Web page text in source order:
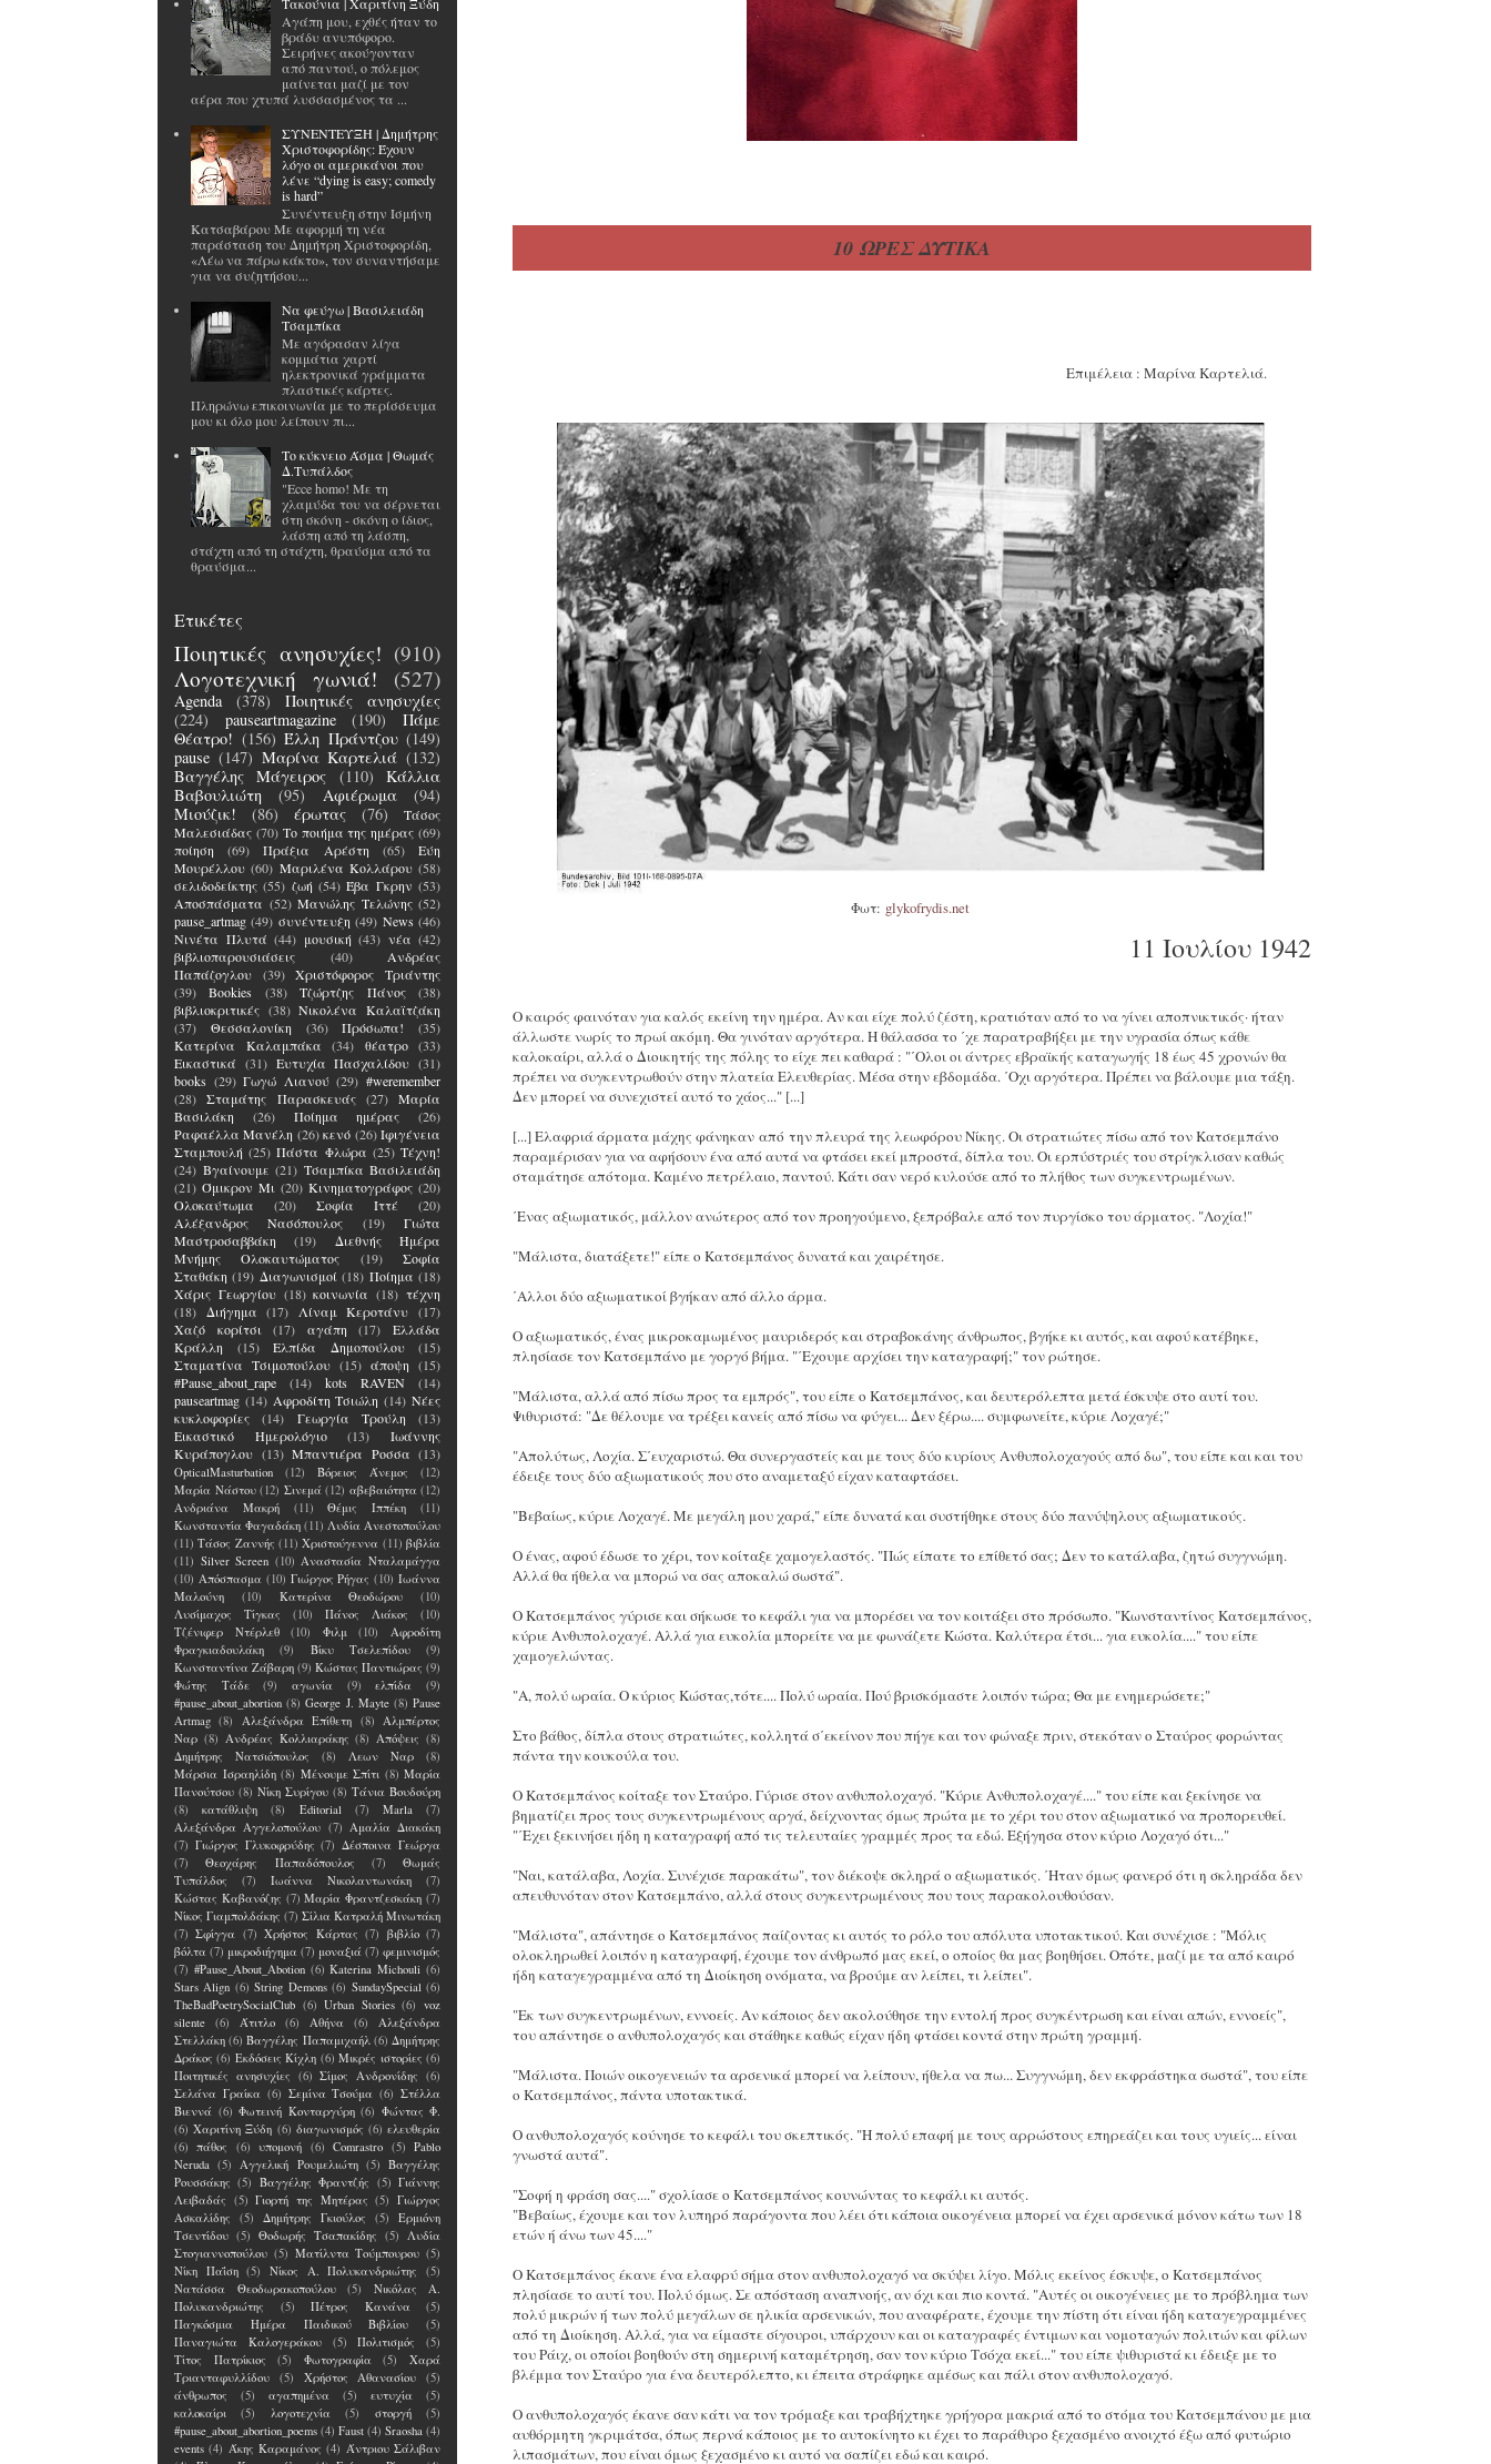
10 ΩΡΕΣ ΔΥΤΙΚΑ
Επιμέλεια : Μαρίνα Καρτελιά.
Φωτ: glykofrydis.net
11 Iουλίου 1942
Ο καιρός φαινόταν για καλός εκείνη την ημέρα. Αν και είχε πολύ ζέστη, κρατιόταν από το να γίνει αποπνικτικός· ήταν
άλλωστε νωρίς το πρωί ακόμη. Θα γινόταν αργότερα. Η θάλασσα το ΄χε παρατραβήξει με την υγρασία όπως κάθε
καλοκαίρι, αλλά ο Διοικητής της πόλης το είχε πει καθαρά : "΄Ολοι οι άντρες εβραϊκής καταγωγής 18 έως 45 χρονών θα
πρέπει να συγκεντρωθούν στην πλατεία Ελευθερίας. Μέσα στην εβδομάδα. ΄Οχι αργότερα. Πρέπει να βάλουμε μια τάξη.
Δεν μπορεί να συνεχιστεί αυτό το χάος..." [...]
[...] Ελαφριά άρματα μάχης φάνηκαν από την πλευρά της λεωφόρου Νίκης. Οι στρατιώτες πίσω από τον Κατσεμπάνο
παραμέρισαν για να αφήσουν ένα από αυτά να φτάσει εκεί μπροστά, δίπλα του. Οι ερπύστριές του στρίγκλισαν καθώς
σταμάτησε απότομα. Καμένο πετρέλαιο, παντού. Κάτι σαν νερό κυλούσε από το πλήθος των συγκεντρωμένων.
΄Ενας αξιωματικός, μάλλον ανώτερος από τον προηγούμενο, ξεπρόβαλε από τον πυργίσκο του άρματος. "Λοχία!"
"Μάλιστα, διατάξετε!" είπε ο Κατσεμπάνος δυνατά και χαιρέτησε.
΄Αλλοι δύο αξιωματικοί βγήκαν από άλλο άρμα.
Ο αξιωματικός, ένας μικροκαμωμένος μαυριδερός και στραβοκάνης άνθρωπος, βγήκε κι αυτός, και αφού κατέβηκε,
πλησίασε τον Κατσεμπάνο με γοργό βήμα. "΄Εχουμε αρχίσει την καταγραφή;" τον ρώτησε.
"Μάλιστα, αλλά από πίσω προς τα εμπρός", του είπε ο Κατσεμπάνος, και δευτερόλεπτα μετά έσκυψε στο αυτί του.
Ψιθυριστά: "Δε θέλουμε να τρέξει κανείς από πίσω να φύγει... Δεν ξέρω.... συμφωνείτε, κύριε Λοχαγέ;"
"Απολύτως, Λοχία. Σ΄ευχαριστώ. Θα συνεργαστείς και με τους δύο κυρίους Ανθυπολοχαγούς από δω", του είπε και και του
έδειξε τους δύο αξιωματικούς που στο αναμεταξύ είχαν καταφτάσει.
"Βεβαίως, κύριε Λοχαγέ. Με μεγάλη μου χαρά," είπε δυνατά και συστήθηκε στους δύο πανύψηλους αξιωματικούς.
Ο ένας, αφού έδωσε το χέρι, τον κοίταξε χαμογελαστός. "Πώς είπατε το επίθετό σας; Δεν το κατάλαβα, ζητώ συγγνώμη.
Αλλά θα ήθελα να μπορώ να σας αποκαλώ σωστά".
Ο Κατσεμπάνος γύρισε και σήκωσε το κεφάλι για να μπορέσει να τον κοιτάξει στο πρόσωπο. "Κωνσταντίνος Κατσεμπάνος,
κύριε Ανθυπολοχαγέ. Αλλά για ευκολία μπορείτε να με φωνάζετε Κώστα. Καλύτερα έτσι... για ευκολία...." του είπε
χαμογελώντας.
"Α, πολύ ωραία. Ο κύριος Κώστας,τότε.... Πολύ ωραία. Πού βρισκόμαστε λοιπόν τώρα; Θα με ενημερώσετε;"
Στο βάθος, δίπλα στους στρατιώτες, κολλητά σ΄εκείνον που πήγε και τον φώναξε πριν, στεκόταν ο Σταύρος φορώντας
πάντα την κουκούλα του.
Ο Κατσεμπάνος κοίταξε τον Σταύρο. Γύρισε στον ανθυπολοχαγό. "Κύριε Ανθυπολοχαγέ...." του είπε και ξεκίνησε να
βηματίζει προς τους συγκεντρωμένους αργά, δείχνοντας όμως πρώτα με το χέρι του στον αξιωματικό να προπορευθεί.
"΄Εχει ξεκινήσει ήδη η καταγραφή από τις τελευταίες γραμμές προς τα εδώ. Εξήγησα στον κύριο Λοχαγό ότι..."
"Ναι, κατάλαβα, Λοχία. Συνέχισε παρακάτω", τον διέκοψε σκληρά ο αξιωματικός. ΄Ηταν όμως φανερό ότι η σκληράδα δεν
απευθυνόταν στον Κατσεμπάνο, αλλά στους συγκεντρωμένους που τους παρακολουθούσαν.
"Μάλιστα", απάντησε ο Κατσεμπάνος παίζοντας κι αυτός το ρόλο του απόλυτα υποτακτικού. Και συνέχισε : "Μόλις
ολοκληρωθεί λοιπόν η καταγραφή, έχουμε τον άνθρωπό μας εκεί, ο οποίος θα μας βοηθήσει. Οπότε, μαζί με τα από καιρό
ήδη καταγεγραμμένα από τη Διοίκηση ονόματα, να βρούμε αν λείπει, τι λείπει".
"Εκ των συγκεντρωμένων, εννοείς. Αν κάποιος δεν ακολούθησε την εντολή προς συγκέντρωση και είναι απών, εννοείς",
του απάντησε ο ανθυπολοχαγός και στάθηκε καθώς είχαν ήδη φτάσει κοντά στην πρώτη γραμμή.
"Μάλιστα. Ποιών οικογενειών τα αρσενικά μπορεί να λείπουν, ήθελα να πω... Συγγνώμη, δεν εκφράστηκα σωστά", του είπε
ο Κατσεμπάνος, πάντα υποτακτικά.
Ο ανθυπολοχαγός κούνησε το κεφάλι του σκεπτικός. "Η πολύ επαφή με τους αρρώστους επηρεάζει και τους υγιείς... είναι
γνωστά αυτά".
"Σοφή η φράση σας...." σχολίασε ο Κατσεμπάνος κουνώντας το κεφάλι κι αυτός.
"Βεβαίως, έχουμε και τον λυπηρό παράγοντα που λέει ότι κάποια οικογένεια μπορεί να έχει αρσενικά μόνον κάτω των 18
ετών ή άνω των 45...."
Ο Κατσεμπάνος έκανε ένα ελαφρύ σήμα στον ανθυπολοχαγό να σκύψει λίγο. Μόλις εκείνος έσκυψε, ο Κατσεμπάνος
πλησίασε το αυτί του. Πολύ όμως. Σε απόσταση αναπνοής, αν όχι και πιο κοντά. "Αυτές οι οικογένειες με το πρόβλημα των
πολύ μικρών ή των πολύ μεγάλων σε ηλικία αρσενικών, που αναφέρατε, έχουμε την πίστη ότι είναι ήδη καταγεγραμμένες
από τη Διοίκηση. Αλλά, για να είμαστε σίγουροι, υπάρχουν και οι καταγραφές έντιμων και νομοταγών πολιτών και φίλων
του Ράιχ, οι οποίοι βοηθούν στη σημερινή καταμέτρηση, σαν τον κύριο Τσόχα εκεί..." του είπε ψιθυριστά κι έδειξε με το
βλέμμα τον Σταύρο για ένα δευτερόλεπτο, κι έπειτα στράφηκε αμέσως και πάλι στον ανθυπολοχαγό.
Ο ανθυπολοχαγός έκανε σαν κάτι να τον τρόμαξε και τραβήχτηκε γρήγορα μακριά από το στόμα του Κατσεμπάνου με μια
αυθόρμητη γκριμάτσα, όπως περνά κάποιος με το αυτοκίνητο κι έχει το παράθυρο ξεχασμένο ανοιχτό έξω από φυτώριο
λιπασμάτων, που είναι όμως ξεχασμένο κι αυτό να σαπίζει εδώ και καιρό.
Αγάπη μου, εχθές ήταν το
βράδυ ανυπόφορο.
Σειρήνες ακούγονταν
από παντού, ο πόλεμος
μαίνεται μαζί με τον
αέρα που χτυπά λυσσασμένος τα ...
ΣΥΝΕΝΤΕΥΞΗ | Δημήτρης
Χριστοφορίδης: Έχουν
λόγο οι αμερικάνοι που
λένε “dying is easy; comedy
is hard”
Συνέντευξη στην Ισμήνη
Κατσαβάρου Με αφορμή τη νέα
παράσταση του Δημήτρη Χριστοφορίδη,
«Λέω να πάρω κάκτο», τον συναντήσαμε
για να συζητήσου...
Να φεύγω | Βασιλειάδη
Τσαμπίκα
Με αγόρασαν λίγα
κομμάτια χαρτί
ηλεκτρονικά γράμματα
πλαστικές κάρτες.
Πληρώνω επικοινωνία με το περίσσευμα
μου κι όλο μου λείπουν πι...
Το κύκνειο Άσμα | Θωμάς
Δ.Τυπάλδος
"Ecce homo! Με τη
χλαμύδα του να σέρνεται
στη σκόνη - σκόνη ο ίδιος,
λάσπη από τη λάσπη,
στάχτη από τη στάχτη, θραύσμα από τα
θραύσμα...
Ετικέτες
Ποιητικές ανησυχίες! (910)
Λογοτεχνική γωνιά!
(527)
Agenda (378)
Ποιητικές ανησυχίες
(224)
pauseartmagazine (190)
Πάμε
Θέατρο! (156) Έλλη Πράντζου (149)
pause (147) Μαρίνα Καρτελιά (132)
Βαγγέλης Μάγειρος
(110)
Κάλλια
Βαβουλιώτη
(95) Αφιέρωμα
(94)
Μιούζικ!
(86) έρωτας (76)
Τάσος
Μαλεσιάδας (70) Το ποιήμα της ημέρας (69)
ποίηση
(69) Πράξια Αρέστη (65)
Εύη
Μουρέλλου (60) Μαριλένα Κολλάρου (58)
σελιδοδείκτης (55) ζωή (54) Έβα Γκρην (53)
Αποσπάσματα (52) Μανώλης Τελώνης (52)
pause_artmag (49) συνέντευξη (49) News (46)
Νινέτα Πλυτά (44) μουσική (43) νέα (42)
βιβλιοπαρουσιάσεις
(40)
Ανδρέας
Παπάζογλου
(39)
Χριστόφορος Τριάντης
(39)
Bookies (38) Τζώρτζης Πάνος
(38)
βιβλιοκριτικές (38) Νικολένα Καλαϊτζάκη
(37)
Θεσσαλονίκη (36) Πρόσωπα!
(35)
Κατερίνα Καλαμπάκα
(34) θέατρο (33)
Εικαστικά (31) Ευτυχία Πασχαλίδου (31)
books (29) Γωγώ Λιανού (29) #weremember
(28) Σταμάτης Παρασκευάς (27) Μαρία
Βασιλάκη
(26) Ποίημα ημέρας
(26)
Ραφαέλλα Μανέλη (26) κενό (26) Ιφιγένεια
Σταμπουλή (25) Πάστα Φλώρα (25) Τέχνη!
(24) Βγαίνουμε (21) Τσαμπίκα Βασιλειάδη
(21) Όμικρον Μι (20) Κινηματογράφος (20)
Ολοκαύτωμα
(20) Σοφία Ιττέ
(20)
Αλέξανδρος Νασόπουλος
(19)
Γιώτα
Μαστροσαββάκη
(19)
Διεθνής Ημέρα
Μνήμης Ολοκαυτώματος
(19)
Σοφία
Σταθάκη (19) Διαγωνισμοί (18) Ποίημα (18)
Χάρις Γεωργίου (18) κοινωνία (18) τέχνη
(18)
Διήγημα (17) Λίναμ Κεροτάνυ (17)
Χαζό κορίτσι
(17) αγάπη (17)
Ελλάδα
Κράλλη
(15) Ελπίδα Δημοπούλου
(15)
Σταματίνα Τσιμοπούλου (15) άποψη (15)
#Pause_about_rape
(14) kots RAVEN
(14)
pauseartmag (14) Αφροδίτη Τσιώλη (14) Νέες
κυκλοφορίες
(14) Γεωργία Τρούλη
(13)
Εικαστικό Ημερολόγιο
(13)
Ιωάννης
Κυράπογλου (13) Μπαντιέρα Ροσσα (13)
OpticalMasturbation (12) Βόρειος Άνεμος
(12)
Μαρία Νάστου (12) Σινεμά (12) αβεβαιότητα (12)
Ανδριάνα Μακρή
(11) Θέμις Ιππέκη
(11)
Κωνσταντία Φαγαδάκη (11) Λυδία Ανεστοπούλου
(11) Τάσος Ζαννής (11) Χριστούγεννα (11) βιβλία
(11) Silver Screen (10) Αναστασία Νταλαμάγγα
(10) Απόσπασμα (10) Γιώργος Ρήγας (10) Ιωάννα
Μαλούνη
(10) Κατερίνα Θεοδώρου
(10)
Λυσίμαχος Τίγκας
(10) Πάνος Λιάκος
(10)
Τζένιφερ Ντέρλεθ
(10) Φιλμ (10)
Αφροδίτη
Φραγκιαδουλάκη
(9) Βίκυ Τσελεπίδου
(9)
Κωνσταντίνα Ζάβαρη (9) Κώστας Παντιώρας (9)
Φώτης Τάδε
(9) αγωνία (9) ελπίδα
(9)
#pause_about_abortion (8) George J. Mayte (8) Pause
Artmag (8) Αλεξάνδρα Επίθετη (8) Αλμπέρτος
Ναρ (8) Ανδρέας Κολλιαράκης (8) Απόψεις (8)
Δημήτρης Νατσιόπουλος
(8) Λεων Ναρ
(8)
Μάρσια Ισραηλίδη (8) Μένουμε Σπίτι (8) Μαρία
Πανούτσου (8) Νίκη Συρίγου (8) Τάνια Βουδούρη
(8)
κατάθλιψη (8) Editorial (7) Marla
(7)
Αλεξάνδρα Αγγελοπούλου (7) Αμαλία Διακάκη
(7) Γιώργος Γλυκοφρύδης (7) Δέσποινα Γεώργα
(7)
Θεοχάρης Παπαδόπουλος (7)
Θωμάς
Τυπάλδος
(7) Ιωάννα Νικολαντωνάκη
(7)
Κώστας Καβανόζης (7) Μαρία Φραντζεσκάκη (7)
Νίκος Γιαμπολδάκης (7) Σίλια Κατραλή Μινωτάκη
(7) Σφίγγα (7) Χρήστος Κάρτας (7) βιβλίο (7)
βόλτα (7) μικροδιήγημα (7) μοναξιά (7) φεμινισμός
(7) #Pause_About_Abotion (6) Katerina Michouli (6)
Stars Align (6) String Demons (6) SundaySpecial (6)
TheBadPoetrySocialClub (6) Urban Stories (6) voz
silente
(6) Άτιτλο (6) Αθήνα (6)
Αλεξάνδρα
Στελλάκη (6) Βαγγέλης Παπαμιχαήλ (6) Δημήτρης
Δράκος (6) Εκδόσεις Κίχλη (6) Μικρές ιστορίες (6)
Ποιτητικές ανησυχίες (6) Σίμος Ανδρονίδης (6)
Σελάνα Γραίκα (6) Σεμίνα Τσούμα (6) Στέλλα
Βιεννά (6) Φωτεινή Κονταργύρη (6) Φώντας Φ.
(6) Χαριτίνη Ξύδη (6) διαγωνισμός (6) ελευθερία
(6)
πάθος (6) υπομονή (6) Comrastro (5) Pablo
Neruda (5) Αγγελική Ρουμελιώτη (5) Βαγγέλης
Ρουσσάκης (5) Βαγγέλης Φραντζής (5) Γιάννης
Λειβαδάς (5) Γιορτή της Μητέρας (5) Γιώργος
Ασκαλίδης
(5) Δημήτρης Γκιούλος (5)
Ερμιόνη
Τσεντίδου (5) Θοδωρής Τσαπακίδης (5) Λυδία
Στογιαννοπούλου (5) Ματίλντα Τούμπουρου (5)
Νίκη Παΐση (5) Νίκος Α. Πολυκανδριώτης
(5)
Νατάσσα Θεοδωρακοπούλου
(5)
Νικόλας Α.
Πολυκανδριώτης
(5) Πέτρος Κανάνα
(5)
Παγκόσμια Ημέρα Παιδικού Βιβλίου
(5)
Παναγιώτα Καλογεράκου
(5) Πολιτισμός
(5)
Τίτος Πατρίκιος
(5) Φωτογραφία (5)
Χαρά
Τριανταφυλλίδου
(5) Χρήστος Αθανασίου
(5)
άνθρωπος
(5) αγαπημένα (5) ευτυχία
(5)
καλοκαίρι
(5) λογοτεχνία (5) στοργή
(5)
#pause_about_abortion_poems (4) Faust (4) Sraosha (4)
events (4) Άκης Καραμάνος (4) Άντριου Σάλιβαν